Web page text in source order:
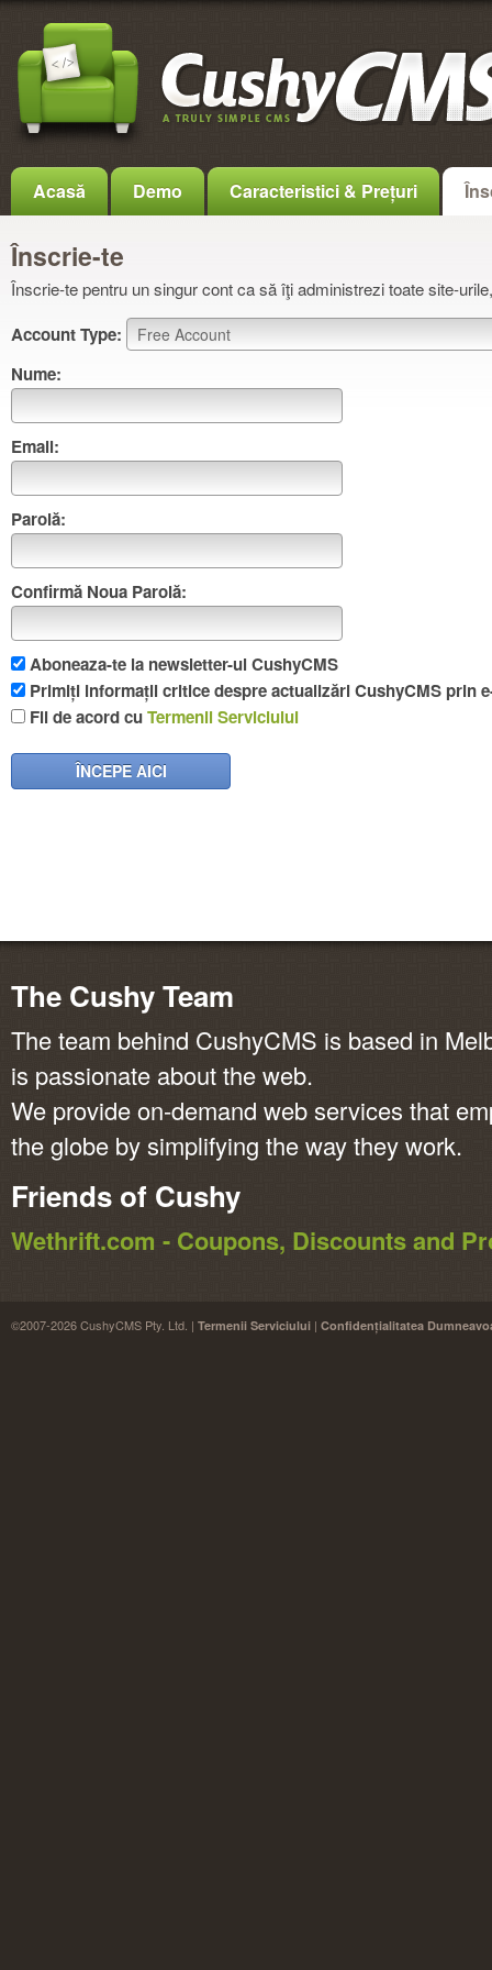
Acasă Demo Caracteristici & Prețuri
Înscrie-te
Înscrie-te pentru un singur cont ca să îţi administrezi toate site-
Account Type:
Nume:
Email:
Parolă:
Confirmă Noua Parolă:
Aboneaza-te la newsletter-ul CushyCMS
Primiți informații critice despre actualizări CushyCMS prin
Fii de acord cuTermenii Serviciului
ÎNCEPE AICI
The Cushy Team
The team behind CushyCMS is based in
is passionate about the web.
We provide on-demand web services that
the globe by simplifying the way they work.
Friends of Cushy
Wethrift.com - Coupons, Discounts and
©2007-2026 CushyCMS Pty. Ltd. | Termenii Serviciului | Confidențialitatea